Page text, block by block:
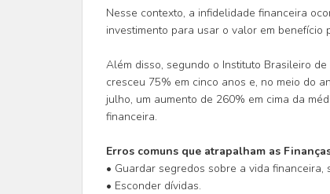
Nesse contexto, a infidelidade financeira
investimento para usar o valor em benefício
Além disso, segundo o Instituto Brasileiro
cresceu 75% em cinco anos e, no meio do
julho, um aumento de 260% em cima da
financeira.
Erros comuns que atrapalham as
• Guardar segredos sobre a vida
• Esconder dívidas.